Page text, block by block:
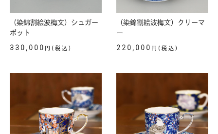
（染錦割絵波梅文）シュガー
ポット
330,000 円(税込)
（染錦割絵波梅文）クリーマ
ー
220,000 円(税込)